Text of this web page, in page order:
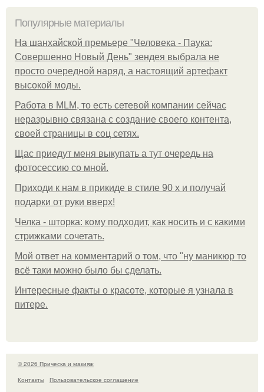
Популярные материалы
На шанхайской премьере "Человека - Паука:
Совершенно Новый День" зендея выбрала не
просто очередной наряд, а настоящий артефакт
высокой моды.
Работа в MLM, то есть сетевой компании сейчас
неразрывно связана с создание своего контента,
своей страницы в соц сетях.
Щас приедут меня выкупать а тут очередь на
фотосессию со мной.
Приходи к нам в прикиде в стиле 90 х и получай
подарки от руки вверх!
Челка - шторка: кому подходит, как носить и с какими
стрижками сочетать.
Мой ответ на комментарий о том, что "ну маникюр то
всё таки можно было бы сделать.
Интересные факты о красоте, которые я узнала в
питере.
© 2026 Прическа и макияж
Контакты
Пользовательское соглашение